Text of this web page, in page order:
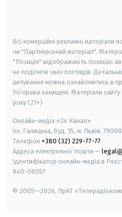
Всі комерційні рекламні матеріали
чи "Партнерський матеріал".
"Позиція" відображають позицію
не поділяти їхніх поглядів.
цитування можна ознайомитись в
Усі права захищені. Матеріали
року (21+)
Онлайн-медіа «24 Канал»
пл. Галицька, буд. 15, м. Львів, 79008
Телефон +380 (32) 229-77-77
Адреса електронної пошти —
Ідентифікатор онлайн-медіа в
R40-06057
© 2005—2026, ПрАТ